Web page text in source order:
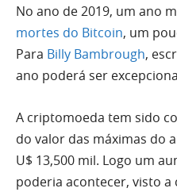
No ano de 2019, um ano
mortes do Bitcoin, um
Para Billy Bambrough,
ano poderá ser
A criptomoeda tem sido
do valor das máximas do
U$ 13,500 mil. Logo um
poderia acontecer, visto